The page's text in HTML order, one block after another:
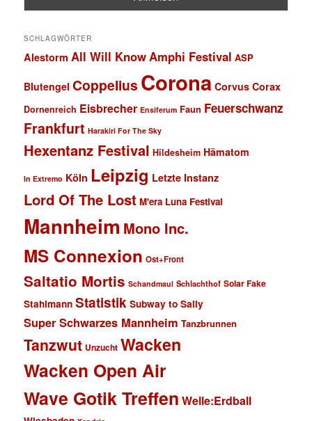
SCHLAGWÖRTER
Alestorm All Will KnowAmphi Festival ASP
Blutengel Coppelius Corona Corvus Corax
Dornenreich Eisbrecher Ensiferum Faun Feuerschwanz
Frankfurt Harakiri For The Sky
Hexentanz Festival Hildesheim Hämatom
In Extremo Köln Leipzig Letzte Instanz
Lord Of The Lost M'era Luna Festival
Mannheim Mono Inc.
MS Connexion Ost+Front
Saltatio Mortis Schandmaul Schlachthof Solar Fake
Stahlmann Statistik Subway to Sally
Super Schwarzes Mannheim Tanzbrunnen
Tanzwut Unzucht Wacken
Wacken Open Air
Wave Gotik Treffen Welle:Erdball